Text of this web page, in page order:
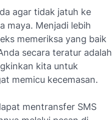
agar tidak jatuh ke
maya. Menjadi lebih
memeriksa yang baik
secara teratur adalah
kita untuk
memicu kecemasan.
mentransfer SMS